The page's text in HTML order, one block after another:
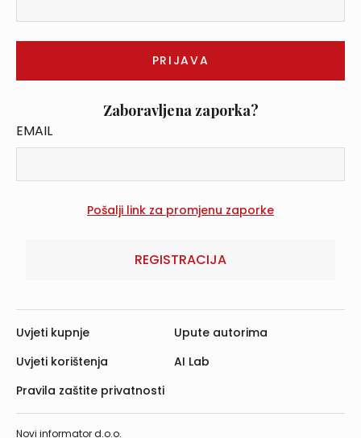
Zaboravljena zaporka?
EMAIL
REGISTRACIJA
Novi informator d.o.o.
Uvjeti kupnje
Uvjeti korištenja
Pravila zaštite privatnosti
Upute autorima
AI Lab